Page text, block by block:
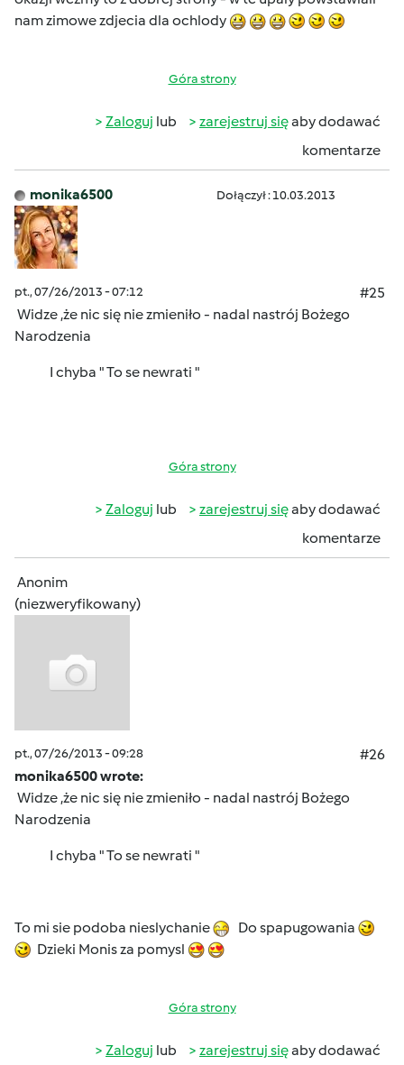
nam zimowe zdjecia dla ochlody
Góra strony
Zaloguj lub zarejestruj sięaby dodawać
komentarze
monika6500 Dołączył : 10.03.2013
pt., 07/26/2013 - 07:12
#25
Widze ,że nic się nie zmieniło - nadal nastrój Bożego
Narodzenia
I chyba " To se newrati "
Góra strony
Zaloguj lub zarejestruj sięaby dodawać
komentarze
Anonim
(niezweryfikowany)
pt., 07/26/2013 - 09:28
#26
monika6500 wrote:
Widze ,że nic się nie zmieniło - nadal nastrój Bożego
Narodzenia
I chyba " To se newrati "
To mi sie podoba nieslychanie
Do spapugowania
Dzieki Monis za pomysl
Góra strony
Zaloguj lub zarejestruj sięaby dodawać